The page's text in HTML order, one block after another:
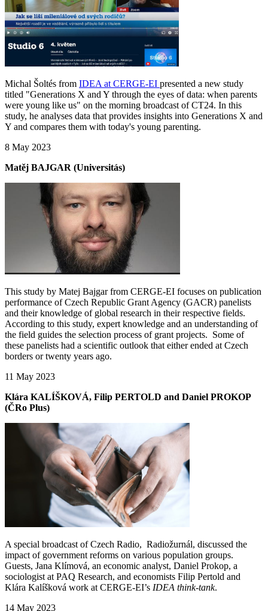
Michal Šoltés from IDEA at CERGE-EI presented a new study
titled "Generations X and Y through the eyes of data: when parents
were young like us" on the morning broadcast of CT24. In this
study, he analyses data that provides insights into Generations X and
Y and compares them with today's young parenting.
8 May 2023
Matěj BAJGAR (Universitás)
This study by Matej Bajgar from CERGE-EI focuses on publication
performance of Czech Republic Grant Agency (GACR) panelists
and their knowledge of global research in their respective fields.
According to this study, expert knowledge and an understanding of
the field guides the selection process of grant projects. Some of
these panelists had a scientific outlook that either ended at Czech
borders or twenty years ago.
11 May 2023
Klára KALÍŠKOVÁ, Filip PERTOLD and Daniel PROKOP
(ČRo Plus)
A special broadcast of Czech Radio, Radiožurnál, discussed the
impact of government reforms on various population groups.
Guests, Jana Klímová, an economic analyst, Daniel Prokop, a
sociologist at PAQ Research, and economists Filip Pertold and
Klára Kalíšková work at CERGE-EI’s IDEA think-tank.
14 May 2023